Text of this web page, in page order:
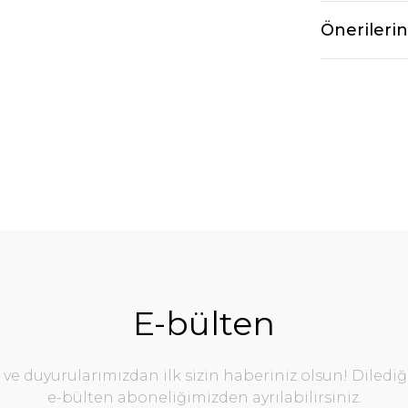
E-bülten
ve duyurularımızdan ilk sizin haberiniz olsun!
e-bülten aboneliğimizden ayrılabilirsiniz.